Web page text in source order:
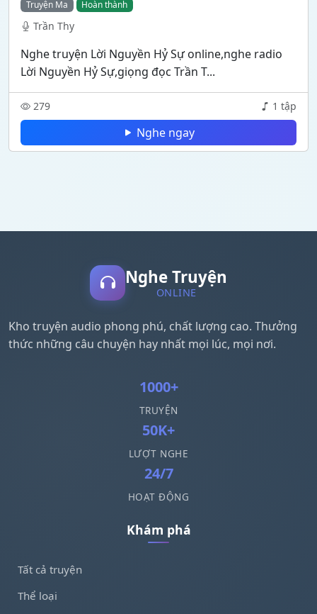
Truyện Ma Hoàn thành
Trần Thy
Nghe truyện Lời Nguyền Hỷ Sự online,nghe radio
Lời Nguyền Hỷ Sự,giọng đọc Trần T...
279 1 tập
Nghe ngay
Nghe Truyện
ONLINE
Kho truyện audio phong phú, chất lượng cao. Thưởng
thức những câu chuyện hay nhất mọi lúc, mọi nơi.
1000+
TRUYỆN
50K+
LƯỢT NGHE
24/7
HOẠT ĐỘNG
Khám phá
Tất cả truyện
Thể loại